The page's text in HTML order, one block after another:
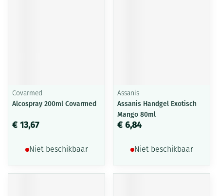
Covarmed
Alcospray 200ml Covarmed
€ 13,67
Niet beschikbaar
Assanis
Assanis Handgel Exotisch
Mango 80ml
€ 6,84
Niet beschikbaar